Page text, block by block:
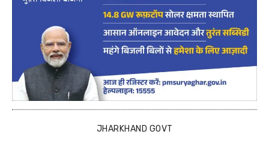
JHARKHAND GOVT